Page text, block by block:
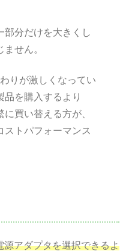
部分だけを大きくし
せん。
りが激しくなってい
品を購入するより
買い替える方が、
ストパフォーマンス
アダプタを選択できるよ